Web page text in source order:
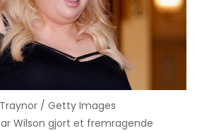
/ Getty Images
Wilson gjort et fremragende